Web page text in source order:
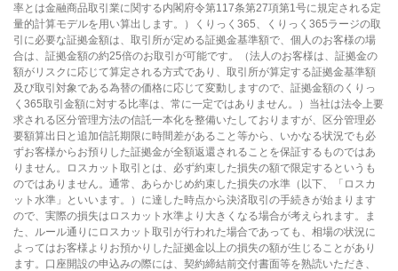
率とは金融商品取引業に関する内閣府令第117条第27項第1号に規定される定
量的計算モデルを用い算出します。）くりっく365、くりっく365ラージの取
引に必要な証拠金額は、取引所が定める証拠金基準額で、個人のお客様の場
合は、証拠金額の約25倍のお取引が可能です。（法人のお客様は、証拠金の
額がリスクに応じて算定される方式であり、取引所が算定する証拠金基準額
及び取引対象である為替の価格に応じて変動しますので、証拠金額のくりっ
く365取引金額に対する比率は、常に一定ではありません。）当社は法令上要
求される区分管理方法の信託一本化を整備いたしておりますが、区分管理必
要額算出日と追加信託期限に時間差があること等から、いかなる状況でも必
ずお客様からお預りした証拠金が全額返還されることを保証するものではあ
りません。ロスカット取引とは、必ず約束した損失の額で限定するというも
のではありません。通常、あらかじめ約束した損失の水準（以下、「ロスカ
ット水準」といいます。）に達した時点から決済取引の手続きが始まります
ので、実際の損失はロスカット水準より大きくなる場合が考えられます。ま
た、ルール通りにロスカット取引が行われた場合であっても、相場の状況に
よってはお客様よりお預かりした証拠金以上の損失の額が生じることがあり
ます。口座開設の申込みの際には、契約締結前交付書面等を熟読いただき、